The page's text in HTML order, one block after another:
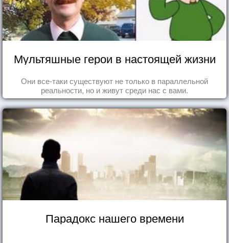
Мультяшные герои в настоящей жизни
Они все-таки существуют не только в параллельной
реальности, но и живут среди нас с вами.
Парадокс нашего времени